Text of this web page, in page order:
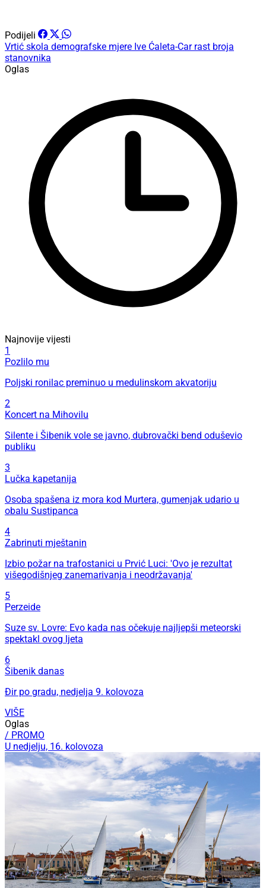
Podijeli
Vrtić skola demografske mjere Ive Ćaleta-Car rast broja
stanovnika
Oglas
Najnovije vijesti
1
Pozlilo mu
Poljski ronilac preminuo u medulinskom akvatoriju
2
Koncert na Mihovilu
Silente i Šibenik vole se javno, dubrovački bend oduševio
publiku
3
Lučka kapetanija
Osoba spašena iz mora kod Murtera, gumenjak udario u
obalu Sustipanca
4
Zabrinuti mještanin
Izbio požar na trafostanici u Prvić Luci: 'Ovo je rezultat
višegodišnjeg zanemarivanja i neodržavanja'
5
Perzeide
Suze sv. Lovre: Evo kada nas očekuje najljepši meteorski
spektakl ovog ljeta
6
Šibenik danas
Đir po gradu, nedjelja 9. kolovoza
VIŠE
Oglas
/ PROMO
U nedjelju, 16. kolovoza